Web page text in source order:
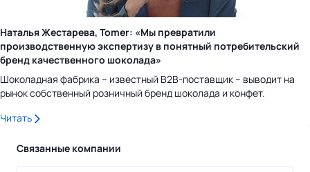
Наталья Жестарева, Tomer: «Мы превратили
производственную экспертизу в понятный потребительский
бренд качественного шоколада»
Шоколадная фабрика – известный B2B-поставщик – выводит на
рынок собственный розничный бренд шоколада и конфет.
Читать
Связанные компании